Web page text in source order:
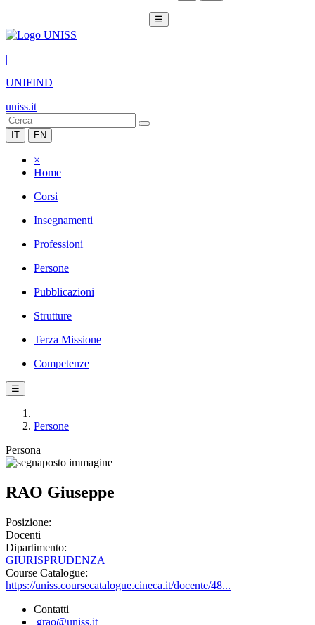
☰
|
UNIFIND
uniss.it
IT EN
×
Home
Corsi
Insegnamenti
Professioni
Persone
Pubblicazioni
Strutture
Terza Missione
Competenze
☰
Persone
Persona
RAO Giuseppe
Posizione:
Docenti
Dipartimento:
GIURISPRUDENZA
Course Catalogue:
https://uniss.coursecatalogue.cineca.it/docente/48...
Contatti
grao@uniss.it